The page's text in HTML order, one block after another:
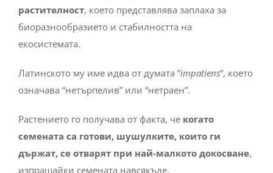
растителност, което представлява заплаха за
биоразнообразието и стабилността на
екосистемата.
Латинското му име идва от думата “impatiens“, което
означава “нетърпелив” или “нетраен”.
Растението го получава от факта, че когато
семената са готови, шушулките, които ги
държат, се отварят при най-малкото докосване,
изпращайки семената навсякъде.